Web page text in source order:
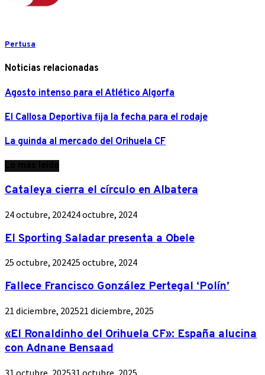
Pertusa
Noticias relacionadas
Agosto intenso para el Atlético Algorfa
El Callosa Deportiva fija la fecha para el rodaje
La guinda al mercado del Orihuela CF
Cataleya cierra el círculo en Albatera
24 octubre, 202424 octubre, 2024
El Sporting Saladar presenta a Obele
25 octubre, 202425 octubre, 2024
Fallece Francisco González Pertegal ‘Polín’
21 diciembre, 202521 diciembre, 2025
«El Ronaldinho del Orihuela CF»: España alucina
con Adnane Bensaad